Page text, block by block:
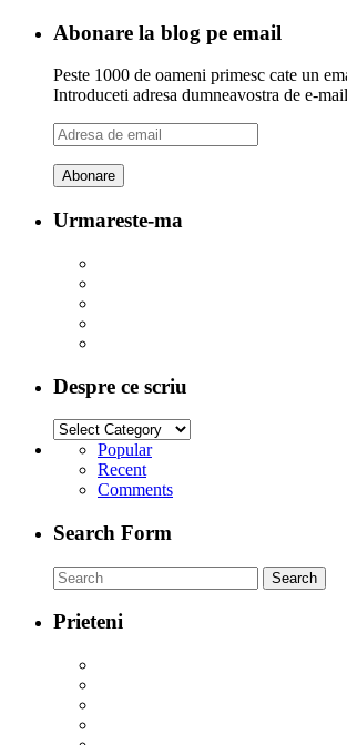
Abonare la blog pe email
Peste 1000 de oameni primesc cate un
Introduceti adresa dumneavostra de e-
Adresa
de
email
Urmareste-ma
Despre ce scriu
Popular
Recent
Comments
Search Form
Prieteni